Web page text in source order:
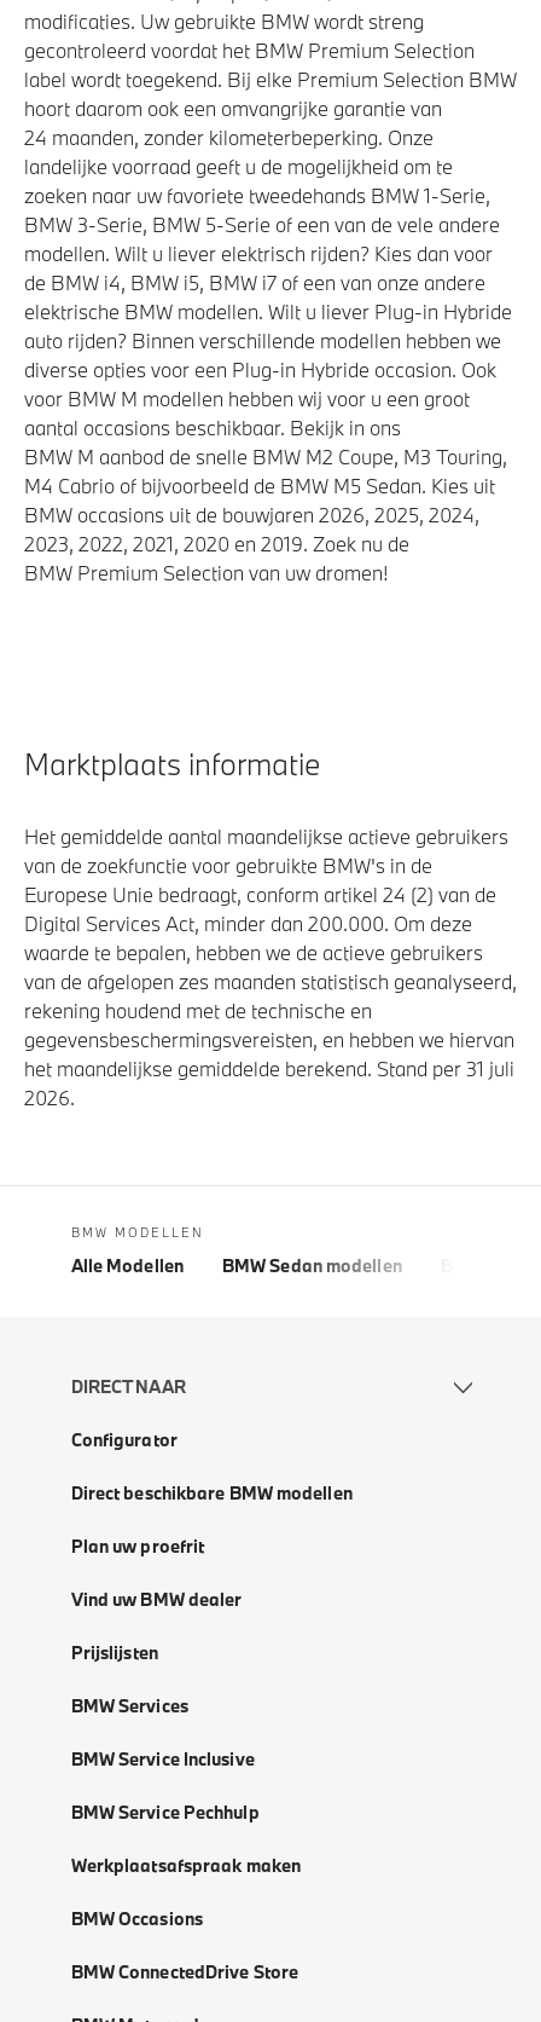
modificaties. Uw gebruikte BMW wordt streng
gecontroleerd voordat het BMW Premium Selection
label wordt toegekend. Bij elke Premium Selection BMW
hoort daarom ook een omvangrijke garantie van
24 maanden, zonder kilometerbeperking. Onze
landelijke voorraad geeft u de mogelijkheid om te
zoeken naar uw favoriete tweedehands BMW 1-Serie,
BMW 3-Serie, BMW 5-Serie of een van de vele andere
modellen. Wilt u liever elektrisch rijden? Kies dan voor
de BMW i4, BMW i5, BMW i7 of een van onze andere
elektrische BMW modellen. Wilt u liever Plug-in Hybride
auto rijden? Binnen verschillende modellen hebben we
diverse opties voor een Plug-in Hybride occasion. Ook
voor BMW M modellen hebben wij voor u een groot
aantal occasions beschikbaar. Bekijk in ons
BMW M aanbod de snelle BMW M2 Coupe, M3 Touring,
M4 Cabrio of bijvoorbeeld de BMW M5 Sedan. Kies uit
BMW occasions uit de bouwjaren 2026, 2025, 2024,
2023, 2022, 2021, 2020 en 2019. Zoek nu de
BMW Premium Selection van uw dromen!
Marktplaats informatie
Het gemiddelde aantal maandelijkse actieve gebruikers
van de zoekfunctie voor gebruikte BMW's in de
Europese Unie bedraagt, conform artikel 24 (2) van de
Digital Services Act, minder dan 200.000. Om deze
waarde te bepalen, hebben we de actieve gebruikers
van de afgelopen zes maanden statistisch geanalyseerd,
rekening houdend met de technische en
gegevensbeschermingsvereisten, en hebben we hiervan
het maandelijkse gemiddelde berekend. Stand per 31 juli
2026.
BMW MODELLEN
Alle Modellen BMW Sedan modellen
DIRECT NAAR
Configurator
Direct beschikbare BMW modellen
Plan uw proefrit
Vind uw BMW dealer
Prijslijsten
BMW Services
BMW Service Inclusive
BMW Service Pechhulp
Werkplaatsafspraak maken
BMW Occasions
BMW ConnectedDrive Store